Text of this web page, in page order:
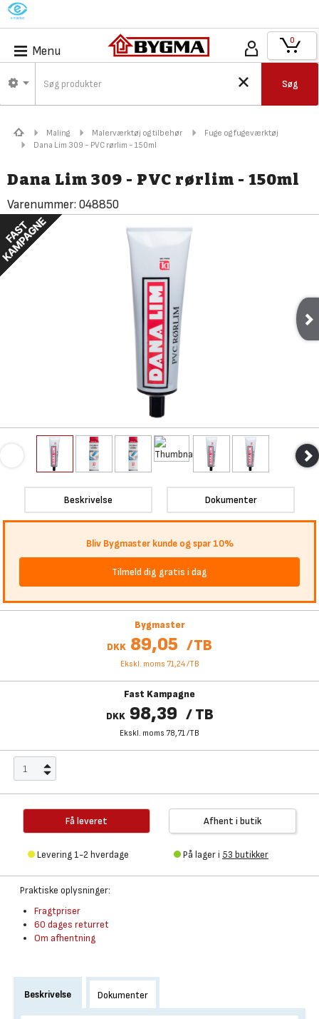
M
Menu
Søg
0
Maling Malerværktøj og tilbehør
Fuge og fugeværktøj
Dana Lim 309 - PVC rørlim - 150ml
Dana Lim 309 - PVC rørlim - 150ml
Varenummer: 048850
Beskrivelse Dokumenter
Bliv Bygmaster kunde og spar 10%
Tilmeld dig gratis i dag
Bygmaster
DKK 89,05 /TB
Ekskl. moms 71,24/TB
Fast Kampagne
DKK 98,39 / TB
Ekskl. moms 78,71/TB
Få leveret
Levering 1-2 hverdage
Afhent i butik
På lager i 53 butikker
Praktiske oplysninger:
Fragtpriser
60 dages returret
Om afhentning
Beskrivelse Dokumenter